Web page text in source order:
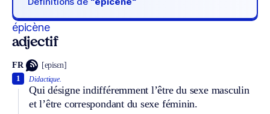
épicène
adjectif
FR [episɛn]
Didactique.
Qui désigne indifféremment l’être du sexe masculin
et l’être correspondant du sexe féminin.
1